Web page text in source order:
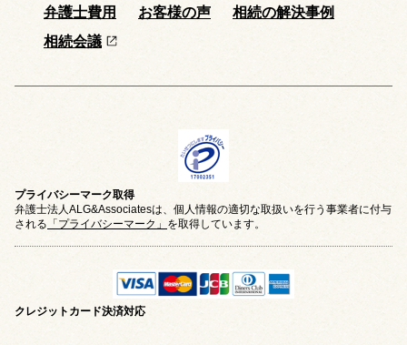
弁護士費用
お客様の声
相続の解決事例
相続会議
プライバシーマーク取得
弁護士法人ALG&Associatesは、個人情報の適切な取扱いを行う事業者に付与
される 「プライバシーマーク」 を取得しています。
クレジットカード決済対応